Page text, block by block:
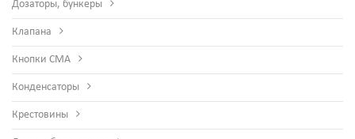
Дозаторы, бункеры
Клапана
Кнопки СМА
Конденсаторы
Крестовины